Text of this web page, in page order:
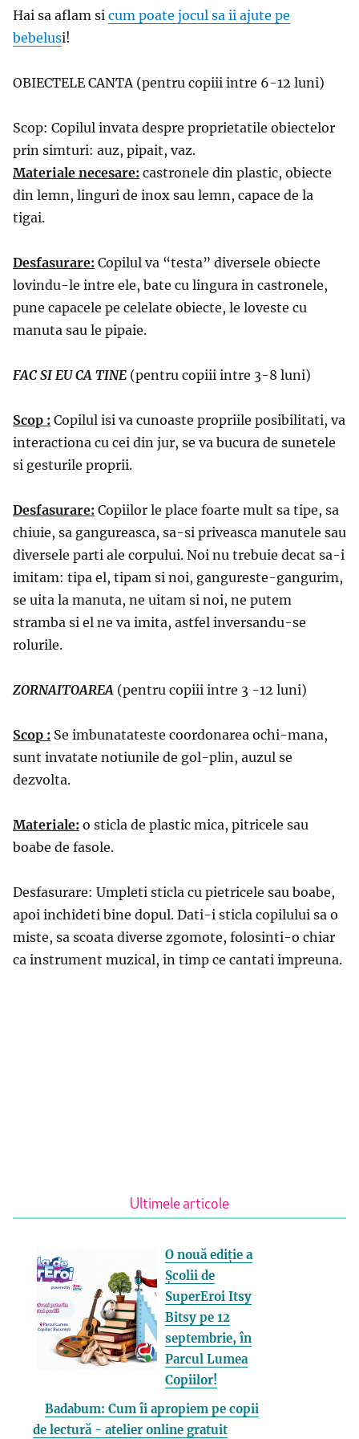
Hai sa aflam si cum poate jocul sa ii ajute pe
bebelusi!
OBIECTELE CANTA (pentru copiii intre 6-12 luni)
Scop: Copilul invata despre proprietatile obiectelor
prin simturi: auz, pipait, vaz.
Materiale necesare: castronele din plastic, obiecte
din lemn, linguri de inox sau lemn, capace de la
tigai.
Desfasurare: Copilul va “testa” diversele obiecte
lovindu-le intre ele, bate cu lingura in castronele,
pune capacele pe celelate obiecte, le loveste cu
manuta sau le pipaie.
FAC SI EU CA TINE (pentru copiii intre 3-8 luni)
Scop : Copilul isi va cunoaste propriile posibilitati, va
interactiona cu cei din jur, se va bucura de sunetele
si gesturile proprii.
Desfasurare: Copiilor le place foarte mult sa tipe, sa
chiuie, sa gangureasca, sa-si priveasca manutele sau
diversele parti ale corpului. Noi nu trebuie decat sa-i
imitam: tipa el, tipam si noi, gangureste-gangurim,
se uita la manuta, ne uitam si noi, ne putem
stramba si el ne va imita, astfel inversandu-se
rolurile.
ZORNAITOAREA (pentru copiii intre 3 -12 luni)
Scop : Se imbunatateste coordonarea ochi-mana,
sunt invatate notiunile de gol-plin, auzul se
dezvolta.
Materiale: o sticla de plastic mica, pitricele sau
boabe de fasole.
Desfasurare: Umpleti sticla cu pietricele sau boabe,
apoi inchideti bine dopul. Dati-i sticla copilului sa o
miste, sa scoata diverse zgomote, folosinti-o chiar
ca instrument muzical, in timp ce cantati impreuna.
Ultimele articole
O nouă ediție a
Școlii de
SuperEroi Itsy
Bitsy pe 12
septembrie, în
Parcul Lumea
Copiilor!
Badabum: Cum îi apropiem pe copii
de lectură - atelier online gratuit